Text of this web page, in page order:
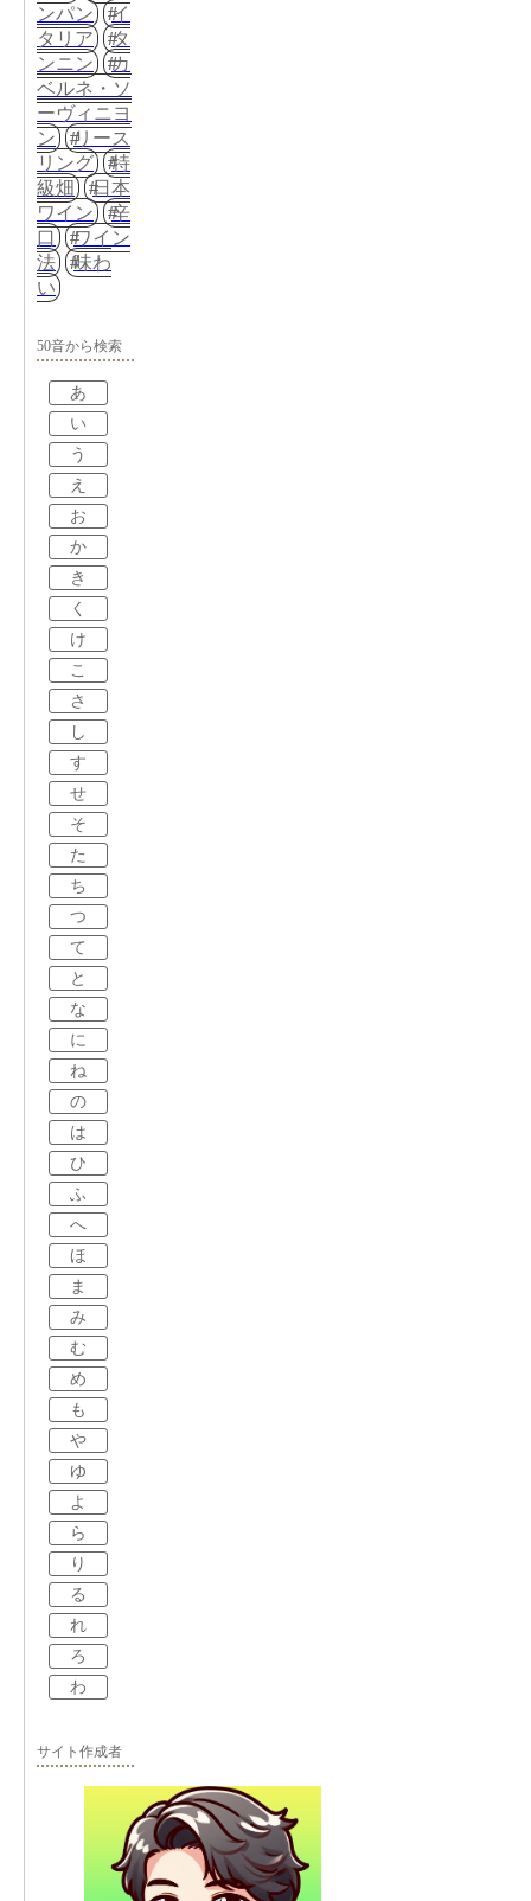
ンパン
イ
タリア
タ
ンニン
カ
ベルネ・ソ
ーヴィニヨ
ン
リース
リング
特
級畑
日本
ワイン
辛
口
ワイン
法
味わ
い
50音から検索
あ
い
う
え
お
か
き
く
け
こ
さ
し
す
せ
そ
た
ち
つ
て
と
な
に
ね
の
は
ひ
ふ
へ
ほ
ま
み
む
め
も
や
ゆ
よ
ら
り
る
れ
ろ
わ
サイト作成者